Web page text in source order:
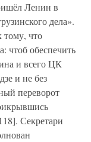
Ленин в
дела».
тому, что
чтоб обеспечить
и всего ЦК
и не без
переворот
Секретари